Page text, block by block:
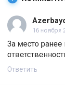
16 ноября
За место
Ответить